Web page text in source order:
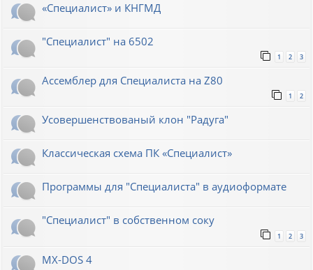
«Специалист» и КНГМД
"Специалист" на 6502
1 2 3
Ассемблер для Специалиста на Z80
1 2
Усовершенствованый клон "Радуга"
Классическая схема ПК «Специалист»
Программы для "Специалиста" в аудиоформате
"Специалист" в собственном соку
1 2 3
MX-DOS 4